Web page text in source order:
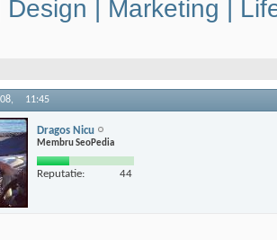
Design | Marketing |
11:45
Dragos Nicu
Membru SeoPedia
Reputatie: 44